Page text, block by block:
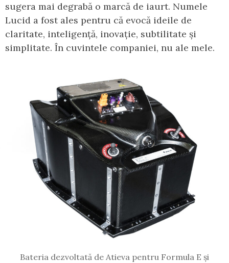
sugera mai degrabă o marcă de iaurt. Numele
Lucid a fost ales pentru că evocă ideile de
claritate, inteligență, inovație, subtilitate și
simplitate. În cuvintele companiei, nu ale mele.
Bateria dezvoltată de Atieva pentru Formula E și